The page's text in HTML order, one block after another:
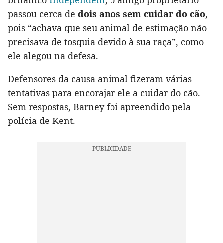
passou cerca de dois anos sem cuidar do cão,
pois “achava que seu animal de estimação não
precisava de tosquia devido à sua raça”, como
ele alegou na defesa.
Defensores da causa animal fizeram várias
tentativas para encorajar ele a cuidar do cão.
Sem respostas, Barney foi apreendido pela
polícia de Kent.